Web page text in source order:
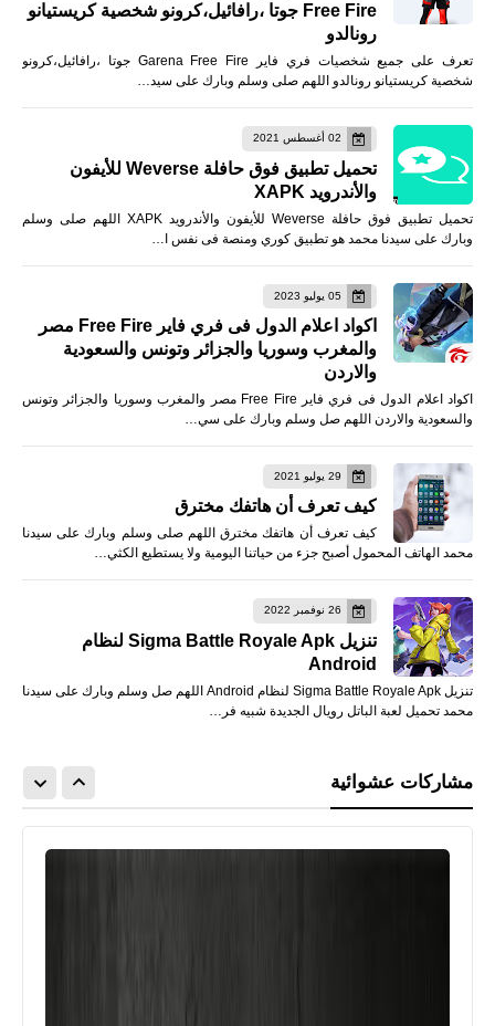
Free Fire جوتا ،رافائيل،كرونو شخصية كريستيانو
رونالدو
تعرف على جميع شخصيات فري فاير Garena Free Fire جوتا ،رافائيل،كرونو
شخصية كريستيانو رونالدو اللهم صلى وسلم وبارك على سيد…
02 أغسطس 2021
تحميل تطبيق فوق حافلة Weverse للأيفون
والأندرويد XAPK
تحميل تطبيق فوق حافلة Weverse للأيفون والأندرويد XAPK اللهم صلى وسلم
وبارك على سيدنا محمد هو تطبيق كوري ومنصة فى نفس ا…
05 يوليو 2023
اكواد اعلام الدول فى فري فاير Free Fire مصر
والمغرب وسوريا والجزائر وتونس والسعودية
والاردن
اكواد اعلام الدول فى فري فاير Free Fire مصر والمغرب وسوريا والجزائر وتونس
والسعودية والاردن اللهم صل وسلم وبارك على سي…
29 يوليو 2021
كيف تعرف أن هاتفك مخترق
كيف تعرف أن هاتفك مخترق اللهم صلى وسلم وبارك على سيدنا
محمد الهاتف المحمول أصبح جزء من حياتنا اليومية ولا يستطيع الكثي…
26 نوفمبر 2022
تنزيل Sigma Battle Royale Apk لنظام
Android
تنزيل Sigma Battle Royale Apk لنظام Android اللهم صل وسلم وبارك على سيدنا
محمد تحميل لعبة الباتل رويال الجديدة شبيه فر…
مشاركات عشوائية